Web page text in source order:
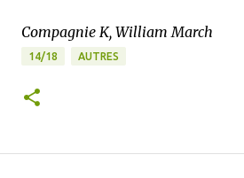
Compagnie K, William March
14/18 AUTRES